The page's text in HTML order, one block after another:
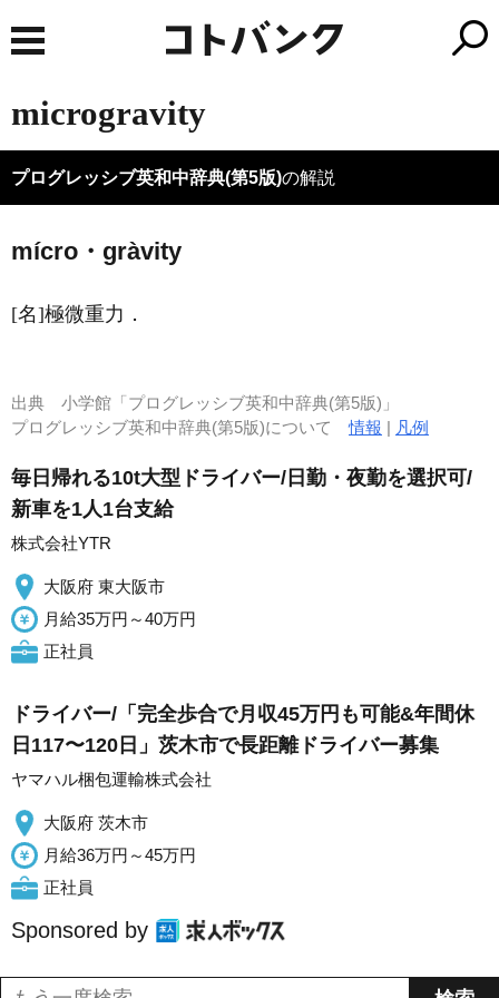
microgravity
プログレッシブ英和中辞典(第5版)の解説
mícro・gràvity
[名]極微重力 ．
出典 小学館「プログレッシブ英和中辞典(第5版)」
プログレッシブ英和中辞典(第5版)について情報 | 凡例
毎日帰れる10t大型ドライバー/日勤・夜勤を選択可/
新車を1人1台支給
株式会社YTR
大阪府 東大阪市
月給35万円～40万円
正社員
ドライバー/「完全歩合で月収45万円も可能&年間休
日117〜120日」茨木市で長距離ドライバー募集
ヤマハル梱包運輸株式会社
大阪府 茨木市
月給36万円～45万円
正社員
Sponsored by